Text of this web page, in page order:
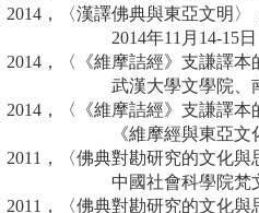
2014，〈漢譯佛典與東亞文明
2014年11月14-15
2014，〈《維摩詰經》支謙譯
武漢大學文學院、
2014，〈《維摩詰經》支謙譯
《維摩經與東亞
2011，〈佛典對勘研究的文化
中國社會科學院梵
2011，〈佛典對勘研究的文化